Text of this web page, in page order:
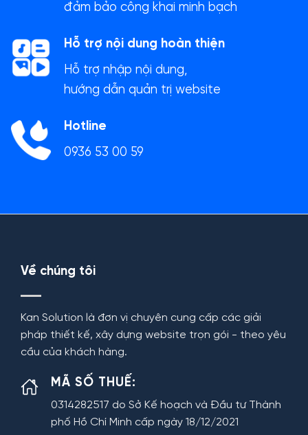
đảm bảo công khai minh bạch
Hỗ trợ nội dung hoàn thiện
Hỗ trợ nhập nội dung,
hướng dẫn quản trị website
Hotline
0936 53 00 59
Về chúng tôi
Kan Solution là đơn vị chuyên cung cấp các giải
pháp thiết kế, xây dựng website trọn gói - theo yêu
cầu của khách hàng.
MÃ SỐ THUẾ:
0314282517 do Sở Kế hoạch và Đầu tư Thành
phố Hồ Chí Minh cấp ngày 18/12/2021